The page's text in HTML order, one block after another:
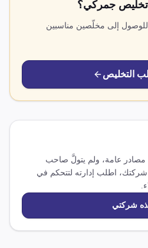
تخليص جمركي؟
إلى مخلّصين مناسبين
التخليص
عامة، ولم يتولَّ صاحب
شركتك، اطلب إدارته لتتحكم في
شركتي